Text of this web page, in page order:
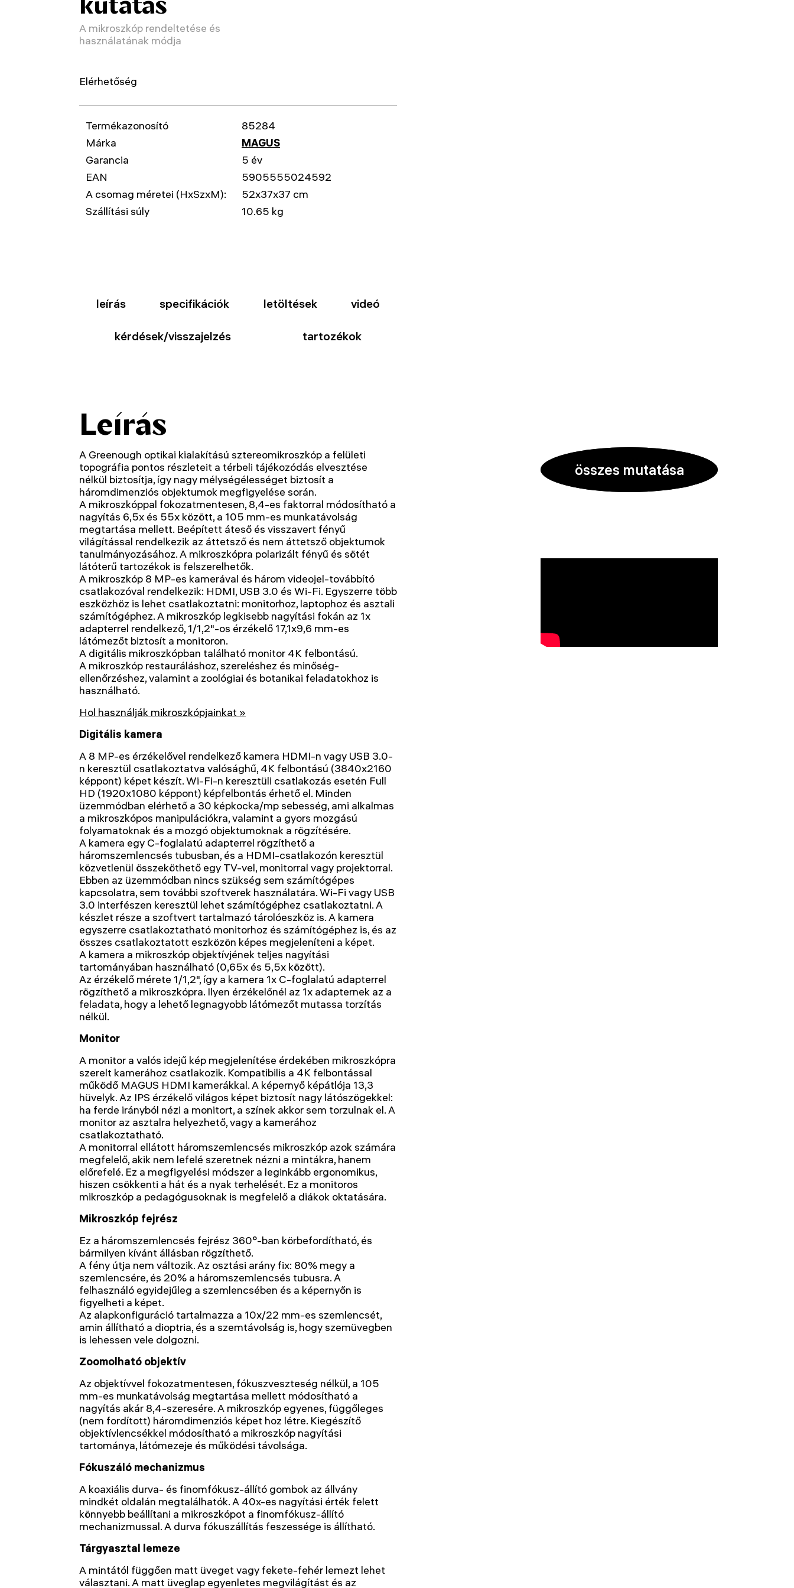
összes mutatása
A mikroszkóp rendeltetése és
használatának módja
Elérhetőség
Termékazonosító
85284
Márka
MAGUS
Garancia
5 év
EAN
5905555024592
A csomag méretei (HxSzxM):
52x37x37 cm
Szállítási súly
10.65 kg
leírás specifikációk letöltések videó
kérdések/visszajelzés tartozékok
Leírás
A Greenough optikai kialakítású sztereomikroszkóp a felületi
topográfia pontos részleteit a térbeli tájékozódás elvesztése
nélkül biztosítja, így nagy mélységélességet biztosít a
háromdimenziós objektumok megfigyelése során.
A mikroszkóppal fokozatmentesen, 8,4-es faktorral módosítható a
nagyítás 6,5x és 55x között, a 105 mm-es munkatávolság
megtartása mellett. Beépített áteső és visszavert fényű
világítással rendelkezik az áttetsző és nem áttetsző objektumok
tanulmányozásához. A mikroszkópra polarizált fényű és sötét
látóterű tartozékok is felszerelhetők.
A mikroszkóp 8 MP-es kamerával és három videojel-továbbító
csatlakozóval rendelkezik: HDMI, USB 3.0 és Wi-Fi. Egyszerre több
eszközhöz is lehet csatlakoztatni: monitorhoz, laptophoz és asztali
számítógéphez. A mikroszkóp legkisebb nagyítási fokán az 1x
adapterrel rendelkező, 1/1,2"-os érzékelő 17,1x9,6 mm-es
látómezőt biztosít a monitoron.
A digitális mikroszkópban található monitor 4K felbontású.
A mikroszkóp restauráláshoz, szereléshez és minőség-
ellenőrzéshez, valamint a zoológiai és botanikai feladatokhoz is
használható.
Hol használják mikroszkópjainkat »
Digitális kamera
A 8 MP-es érzékelővel rendelkező kamera HDMI-n vagy USB 3.0-
n keresztül csatlakoztatva valósághű, 4K felbontású (3840x2160
képpont) képet készít. Wi-Fi-n keresztüli csatlakozás esetén Full
HD (1920x1080 képpont) képfelbontás érhető el. Minden
üzemmódban elérhető a 30 képkocka/mp sebesség, ami alkalmas
a mikroszkópos manipulációkra, valamint a gyors mozgású
folyamatoknak és a mozgó objektumoknak a rögzítésére.
A kamera egy C-foglalatú adapterrel rögzíthető a
háromszemlencsés tubusban, és a HDMI-csatlakozón keresztül
közvetlenül összeköthető egy TV-vel, monitorral vagy projektorral.
Ebben az üzemmódban nincs szükség sem számítógépes
kapcsolatra, sem további szoftverek használatára. Wi-Fi vagy USB
3.0 interfészen keresztül lehet számítógéphez csatlakoztatni. A
készlet része a szoftvert tartalmazó tárolóeszköz is. A kamera
egyszerre csatlakoztatható monitorhoz és számítógéphez is, és az
összes csatlakoztatott eszközön képes megjeleníteni a képet.
A kamera a mikroszkóp objektívjének teljes nagyítási
tartományában használható (0,65x és 5,5x között).
Az érzékelő mérete 1/1,2", így a kamera 1x C-foglalatú adapterrel
rögzíthető a mikroszkópra. Ilyen érzékelőnél az 1x adapternek az a
feladata, hogy a lehető legnagyobb látómezőt mutassa torzítás
nélkül.
Monitor
A monitor a valós idejű kép megjelenítése érdekében mikroszkópra
szerelt kamerához csatlakozik. Kompatibilis a 4K felbontással
működő MAGUS HDMI kamerákkal. A képernyő képátlója 13,3
hüvelyk. Az IPS érzékelő világos képet biztosít nagy látószögekkel:
ha ferde irányból nézi a monitort, a színek akkor sem torzulnak el. A
monitor az asztalra helyezhető, vagy a kamerához
csatlakoztatható.
A monitorral ellátott háromszemlencsés mikroszkóp azok számára
megfelelő, akik nem lefelé szeretnek nézni a mintákra, hanem
előrefelé. Ez a megfigyelési módszer a leginkább ergonomikus,
hiszen csökkenti a hát és a nyak terhelését. Ez a monitoros
mikroszkóp a pedagógusoknak is megfelelő a diákok oktatására.
Mikroszkóp fejrész
Ez a háromszemlencsés fejrész 360°-ban körbefordítható, és
bármilyen kívánt állásban rögzíthető.
A fény útja nem változik. Az osztási arány fix: 80% megy a
szemlencsére, és 20% a háromszemlencsés tubusra. A
felhasználó egyidejűleg a szemlencsében és a képernyőn is
figyelheti a képet.
Az alapkonfiguráció tartalmazza a 10x/22 mm-es szemlencsét,
amin állítható a dioptria, és a szemtávolság is, hogy szemüvegben
is lehessen vele dolgozni.
Zoomolható objektív
Az objektívvel fokozatmentesen, fókuszveszteség nélkül, a 105
mm-es munkatávolság megtartása mellett módosítható a
nagyítás akár 8,4-szeresére. A mikroszkóp egyenes, függőleges
(nem fordított) háromdimenziós képet hoz létre. Kiegészítő
objektívlencsékkel módosítható a mikroszkóp nagyítási
tartománya, látómezeje és működési távolsága.
Fókuszáló mechanizmus
A koaxiális durva- és finomfókusz-állító gombok az állvány
mindkét oldalán megtalálhatók. A 40x-es nagyítási érték felett
könnyebb beállítani a mikroszkópot a finomfókusz-állító
mechanizmussal. A durva fókuszállítás feszessége is állítható.
Tárgyasztal lemeze
A mintától függően matt üveget vagy fekete-fehér lemezt lehet
választani. A matt üveglap egyenletes megvilágítást és az